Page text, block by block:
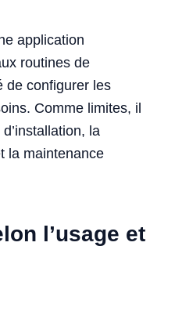
application
routines de
de configurer les
Comme limites, il
la
la maintenance
l’usage et